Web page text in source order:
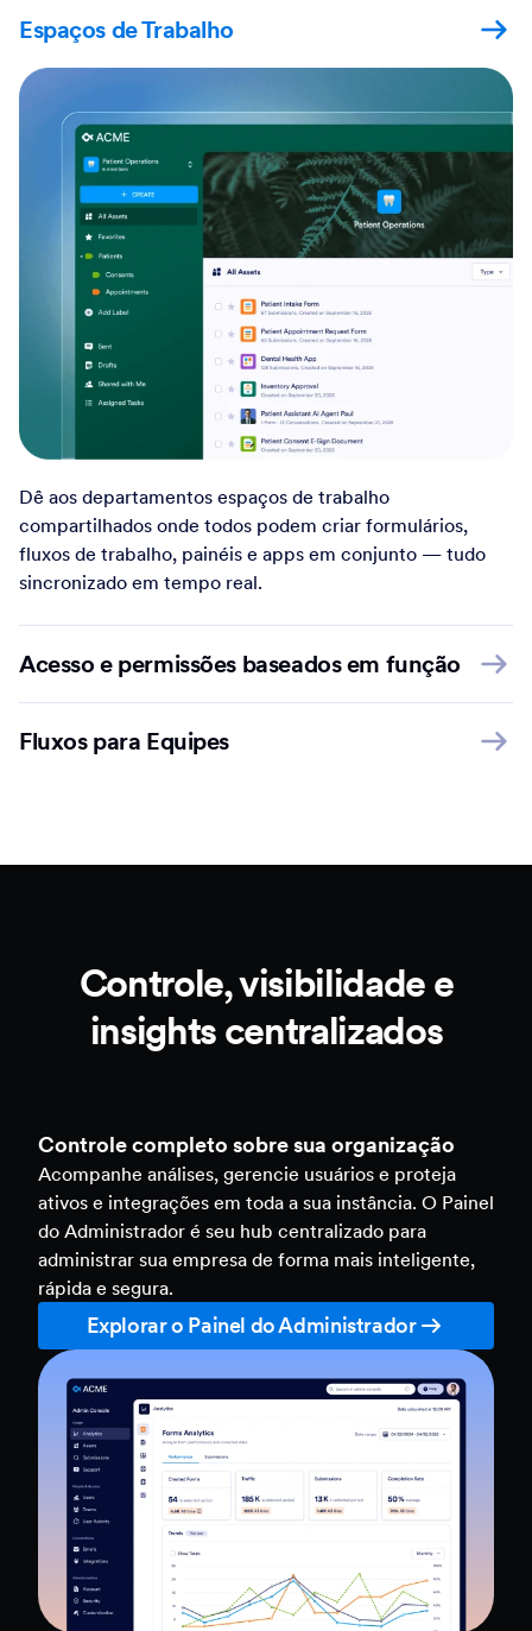
Espaços de Trabalho
Dê aos departamentos espaços de trabalho
compartilhados onde todos podem criar formulários,
fluxos de trabalho, painéis e apps em conjunto — tudo
sincronizado em tempo real.
Acesso e permissões baseados em função
Fluxos para Equipes
Controle, visibilidade e
insights centralizados
Controle completo sobre sua organização
Acompanhe análises, gerencie usuários e proteja
ativos e integrações em toda a sua instância. O Painel
do Administrador é seu hub centralizado para
administrar sua empresa de forma mais inteligente,
rápida e segura.
Explorar o Painel do Administrador